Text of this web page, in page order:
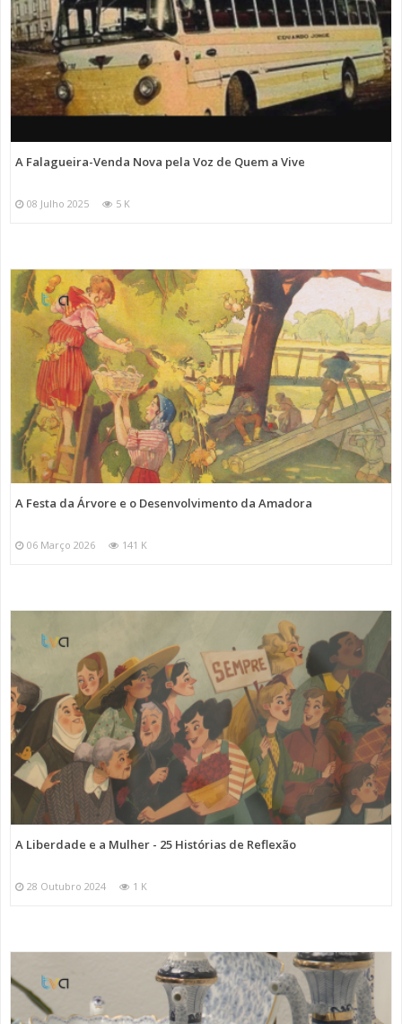
A Falagueira-Venda Nova pela Voz de Quem a Vive
08 Julho 2025 5 K
A Festa da Árvore e o Desenvolvimento da Amadora
06 Março 2026 141 K
A Liberdade e a Mulher - 25 Histórias de Reflexão
28 Outubro 2024 1 K